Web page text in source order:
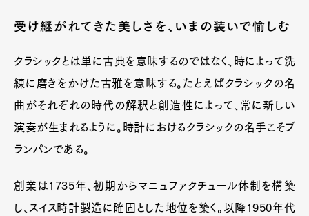
受け継がれてきた美しさを、いまの装いで愉しむ
クラシックとは単に古典を意味するのではなく、時によって洗
練に磨きをかけた古雅を意味する。たとえばクラシックの名
曲がそれぞれの時代の解釈と創造性によって、常に新しい
演奏が生まれるように。時計におけるクラシックの名手こそブ
ランパンである。
創業は1735年、初期からマニュファクチュール体制を構築
し、スイス時計製造に確固とした地位を築く。以降1950年代